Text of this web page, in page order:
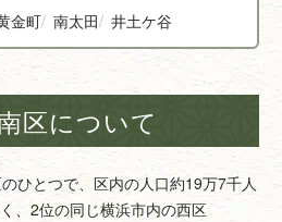
金町 南太田 井土ケ谷
区について
ひとつで、区内の人口約19万7千人
、2位の同じ横浜市内の西区